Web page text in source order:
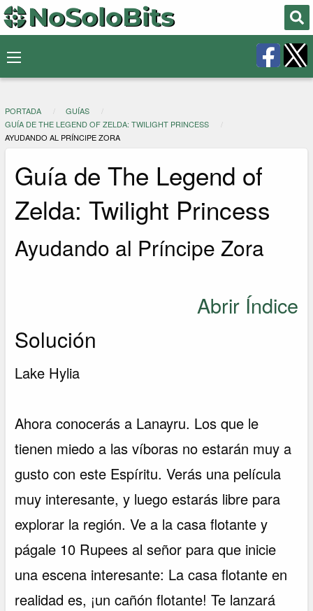
PORTADA
GUÍAS
GUÍA DE THE LEGEND OF ZELDA: TWILIGHT PRINCESS
AYUDANDO AL PRÍNCIPE ZORA
Guía de The Legend of
Zelda: Twilight Princess
Ayudando al Príncipe Zora
Abrir Índice
Solución
Lake Hylia
Ahora conocerás a Lanayru. Los que le
tienen miedo a las víboras no estarán muy a
gusto con este Espíritu. Verás una película
muy interesante, y luego estarás libre para
explorar la región. Ve a la casa flotante y
págale 10 Rupees al señor para que inicie
una escena interesante: La casa flotante en
realidad es, ¡un cañón flotante! Te lanzará